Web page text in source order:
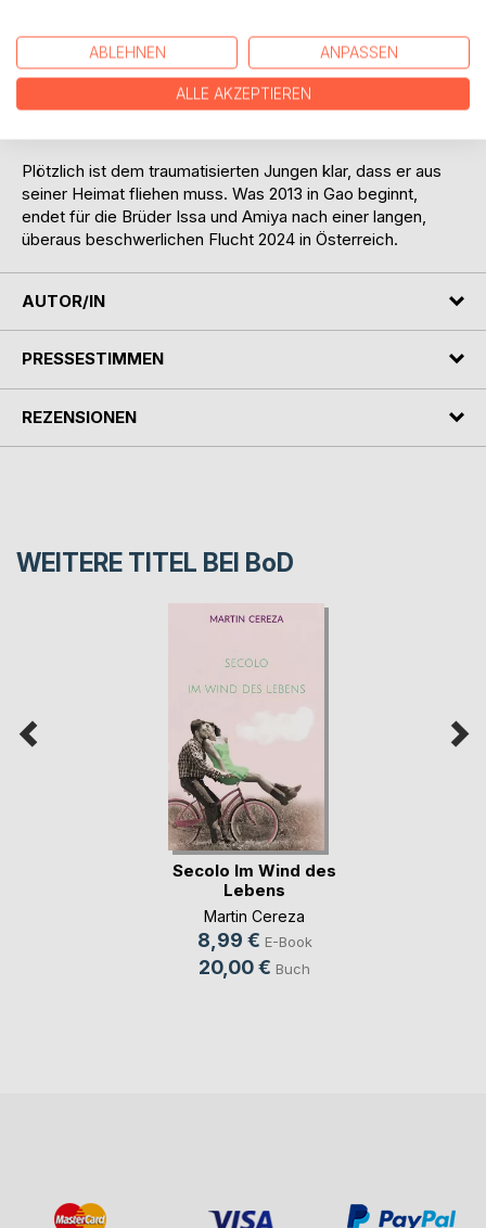
Decke gerichtet.
Der Soldat mit den kalten Augen, diesen Augen, die Issa nie
vergessen wird, steht entspannt rauchend vor der Hütte in
Gao der Stadt in Mali am Ufer des Flusses ohne
Plötzlich ist dem traumatisierten Jungen klar, dass er aus
seiner Heimat fliehen muss. Was 2013 in Gao beginnt,
endet für die Brüder Issa und Amiya nach einer langen,
überaus beschwerlichen Flucht 2024 in Österreich.
AUTOR/IN
PRESSESTIMMEN
REZENSIONEN
WEITERE TITEL BEI BoD
Secolo Im Wind des
Lebens
Martin Cereza
8,99 € E-Book
20,00 € Buch
ABLEHNEN ANPASSEN
ALLE AKZEPTIEREN